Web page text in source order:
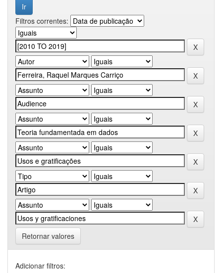
Filtros correntes:
Retornar valores
Adicionar filtros: